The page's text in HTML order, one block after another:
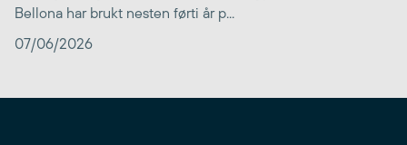
Bellona har brukt nesten førti år p...
07/06/2026